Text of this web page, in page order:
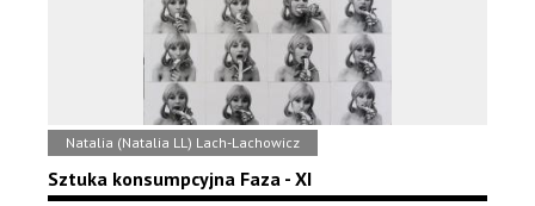
Natalia (Natalia LL) Lach-Lachowicz
Sztuka konsumpcyjna Faza - XI